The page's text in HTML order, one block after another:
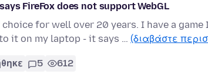
FireFox does not support WebGL
for well over 20 years. I have a game
it on my laptop - it says … (διαβάστε
5 612